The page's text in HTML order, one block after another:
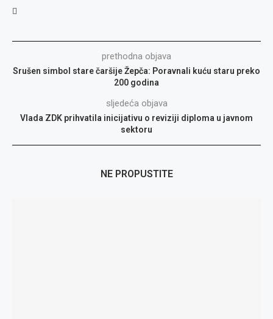
prethodna objava
Srušen simbol stare čaršije Žepča: Poravnali kuću staru preko
200 godina
sljedeća objava
Vlada ZDK prihvatila inicijativu o reviziji diploma u javnom
sektoru
NE PROPUSTITE